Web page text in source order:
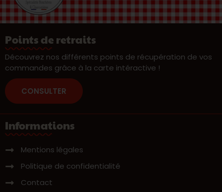
Points de retraits
Découvrez nos différents points de récupération de vos
commandes grâce à la carte intéractive !
CONSULTER
Informations
Mentions légales
Politique de confidentialité
Contact